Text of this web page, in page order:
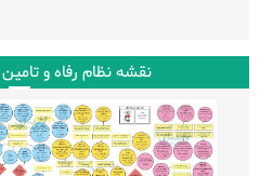
نقشه نظام رفاه و